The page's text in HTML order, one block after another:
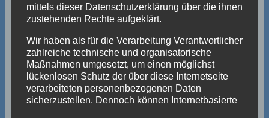
mittels dieser Datenschutzerklärung über die ihnen
zustehenden Rechte aufgeklärt.
Wir haben als für die Verarbeitung Verantwortlicher
zahlreiche technische und organisatorische
Maßnahmen umgesetzt, um einen möglichst
lückenlosen Schutz der über diese Internetseite
verarbeiteten personenbezogenen Daten
sicherzustellen. Dennoch können Internetbasierte